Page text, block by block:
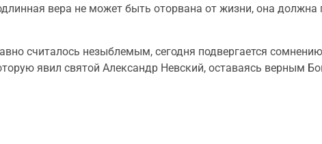
вера не может быть оторвана от жизни, она
считалось незыблемым, сегодня подвергается
явил святой Александр Невский, оставаясь верным